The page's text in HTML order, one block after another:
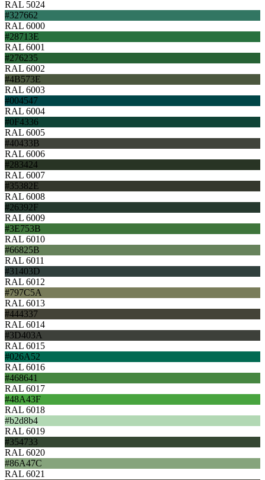
RAL 5024
#327662
RAL 6000
#28713E
RAL 6001
#276235
RAL 6002
#4B573E
RAL 6003
#004547
RAL 6004
#0F4336
RAL 6005
#40433B
RAL 6006
#283424
RAL 6007
#35382E
RAL 6008
#26392F
RAL 6009
#3E753B
RAL 6010
#66825B
RAL 6011
#31403D
RAL 6012
#797C5A
RAL 6013
#444337
RAL 6014
#3D403A
RAL 6015
#026A52
RAL 6016
#468641
RAL 6017
#48A43F
RAL 6018
#b2d8b4
RAL 6019
#354733
RAL 6020
#86A47C
RAL 6021